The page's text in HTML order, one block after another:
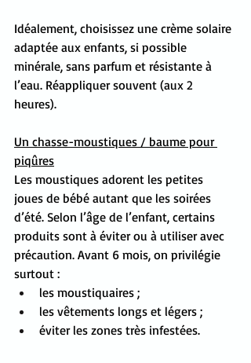
Idéalement, choisissez une crème solaire
adaptée aux enfants, si possible
minérale, sans parfum et résistante à
l’eau. Réappliquer souvent (aux 2
heures).
Un chasse-moustiques / baume pour
piqûres
Les moustiques adorent les petites
joues de bébé autant que les soirées
d’été. Selon l’âge de l’enfant, certains
produits sont à éviter ou à utiliser avec
précaution. Avant 6 mois, on privilégie
surtout :
les moustiquaires ;
les vêtements longs et légers ;
éviter les zones très infestées.